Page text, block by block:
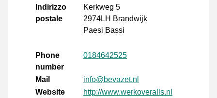
Indirizzo
postale
Kerkweg 5
2974LH Brandwijk
Paesi Bassi
Phone
number
0184642525
Mail
info@bevazet.nl
Website
http://www.werkoveralls.nl